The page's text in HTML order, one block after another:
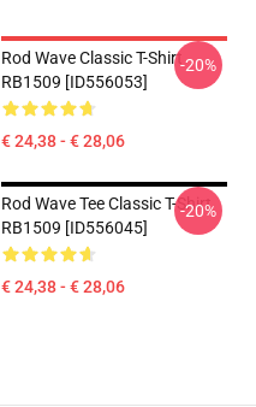
Rod Wave Classic T-Shirt
RB1509 [ID556053]
€ 24,38 - € 28,06
-20%
Rod Wave Tee Classic T-Shirt
RB1509 [ID556045]
€ 24,38 - € 28,06
-20%